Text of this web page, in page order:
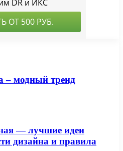
– модный тренд
— лучшие идеи
дизайна и правила